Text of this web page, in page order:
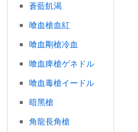
蒼藍飢渴
喰血槍血紅
喰血剛槍冷血
喰血痺槍ゲネドル
喰血毒槍イードル
暗黑槍
角龍長角槍